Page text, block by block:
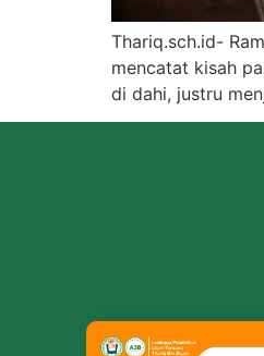
Thariq.sch.id-
mencatat kisah
di dahi, justru